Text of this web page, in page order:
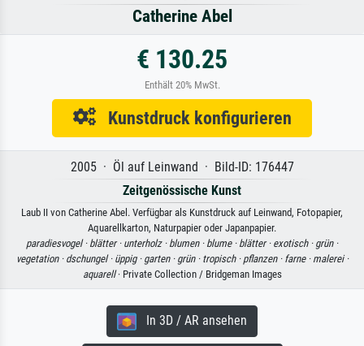
Catherine Abel
€ 130.25
Enthält 20% MwSt.
Kunstdruck konfigurieren
2005 · Öl auf Leinwand · Bild-ID: 176447
Zeitgenössische Kunst
Laub II von Catherine Abel. Verfügbar als Kunstdruck auf Leinwand, Fotopapier,
Aquarellkarton, Naturpapier oder Japanpapier.
paradiesvogel · blätter · unterholz · blumen · blume · blätter · exotisch · grün ·
vegetation · dschungel · üppig · garten · grün · tropisch · pflanzen · farne · malerei ·
aquarell· Private Collection / Bridgeman Images
In 3D / AR ansehen